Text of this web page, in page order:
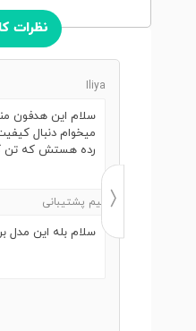
نظرات
Iliya
سلام این هدفون
میخوام دنبال
رده هستش که تن
تیم پشتیبانی
سلام بله این مدل